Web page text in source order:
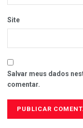
Site
Salvar meus dados
comentar.